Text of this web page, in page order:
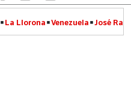
La Llorona Venezuela José